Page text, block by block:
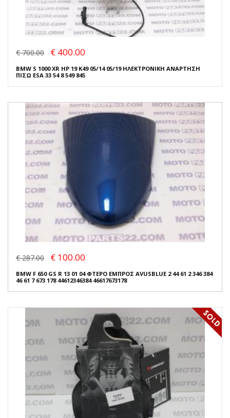
€ 700.00 € 400.00
BMW S 1000 XR HP 19 K49 05/14 05/19 ΗΛΕΚΤΡΟΝΙΚΗ ΑΝΑΡΤΗΣΗ
ΠΙΣΩ ESA 33 54 8 549 845
€ 287.00 € 100.00
BMW F 650 GS R 13 01 04 ΦΤΕΡΟ ΕΜΠΡΟΣ AVUSBLUE 2 44 61 2 346 384
46 61 7 673 178 44612346384 46617673178